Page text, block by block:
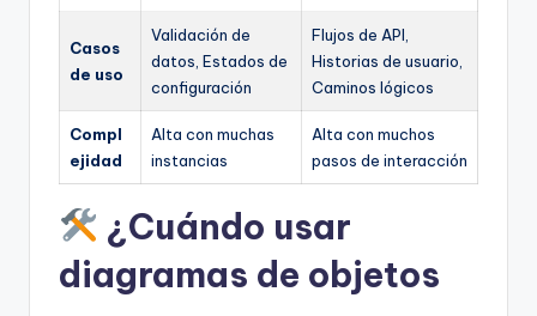
Casos
de uso
Validación de
datos, Estados de
configuración
Flujos de API,
Historias de usuario,
Caminos lógicos
Compl
ejidad
Alta con muchas
instancias
Alta con muchos
pasos de interacción
¿Cuándo usar
diagramas de objetos